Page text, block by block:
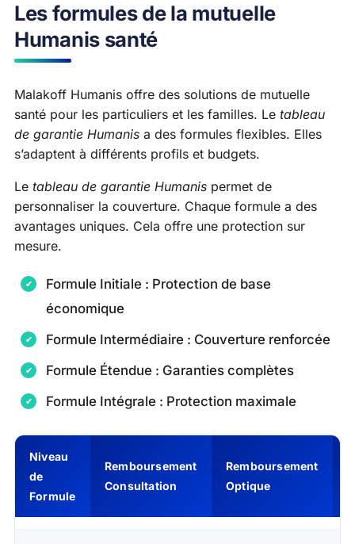
Les formules de la mutuelle
Humanis santé
Malakoff Humanis offre des solutions de mutuelle
santé pour les particuliers et les familles. Le tableau
de garantie Humanis a des formules flexibles. Elles
s’adaptent à différents profils et budgets.
Le tableau de garantie Humanis permet de
personnaliser la couverture. Chaque formule a des
avantages uniques. Cela offre une protection sur
mesure.
Formule Initiale : Protection de base
économique
Formule Intermédiaire : Couverture renforcée
Formule Étendue : Garanties complètes
Formule Intégrale : Protection maximale
Niveau
de
Formule
Remboursement
Consultation
Remboursement
Optique